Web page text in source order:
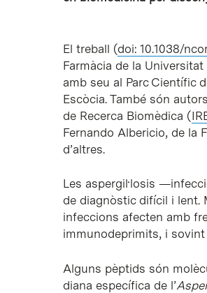
El treball (doi: 10.1038/
Farmàcia de la
amb seu al Parc Científic
Escòcia. També són
de Recerca Biomèdica (
Fernando Albericio, de la
d’altres.
Les aspergil·losis
de diagnòstic difícil i lent.
infeccions afecten amb
immunodeprimits, i
Alguns pèptids són
diana específica de l’